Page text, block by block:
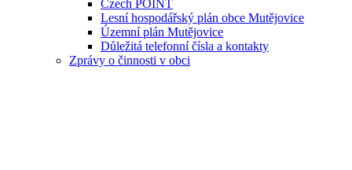
Czech POINT
Lesní hospodářský plán obce Mutějovice
Územní plán Mutějovice
Důležitá telefonní čísla a kontakty
Zprávy o činnosti v obci